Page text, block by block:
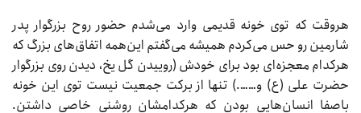
هروقت که توی خونه قدیمی وارد می‌شدم حضور روح بزرگوار پدر
شارمین رو حس می‌کردم همیشه می‌گفتم این‌همه اتفاق‌های بزرگ که
هرکدام معجزه‌ای بود برای خودش (روییدن گل یخ، دیدن روی بزرگوار
حضرت علی (ع) و…….) تنها از برکت جمعیت نیست توی این خونه
باصفا انسان‌هایی بودن که هرکدامشان روشنی خاصی داشتن.